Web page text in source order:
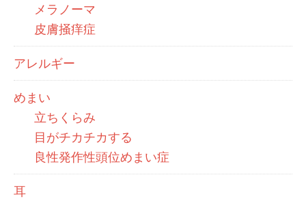
メラノーマ
皮膚掻痒症
アレルギー
めまい
立ちくらみ
目がチカチカする
良性発作性頭位めまい症
耳